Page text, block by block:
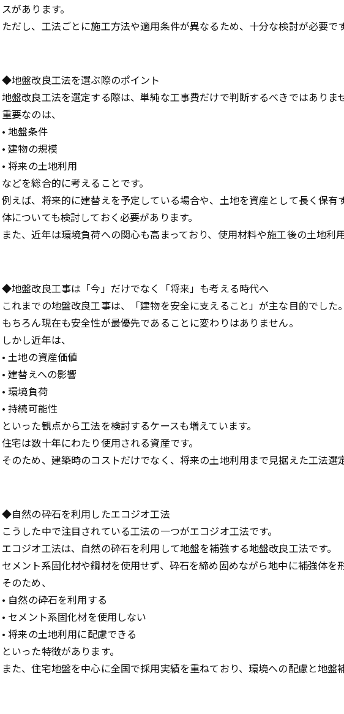
スがあります。
ただし、工法ごとに施工方法や適用条件が異なるため、十分な検討が必要です
◆地盤改良工法を選ぶ際のポイント
地盤改良工法を選定する際は、単純な工事費だけで判断するべきではありま
重要なのは、
• 地盤条件
• 建物の規模
• 将来の土地利用
などを総合的に考えることです。
例えば、将来的に建替えを予定している場合や、土地を資産として長く保
体についても検討しておく必要があります。
また、近年は環境負荷への関心も高まっており、使用材料や施工後の土地利
◆地盤改良工事は「今」だけでなく「将来」も考える時代へ
これまでの地盤改良工事は、「建物を安全に支えること」が主な目的でした。
もちろん現在も安全性が最優先であることに変わりはありません。
しかし近年は、
• 土地の資産価値
• 建替えへの影響
• 環境負荷
• 持続可能性
といった観点から工法を検討するケースも増えています。
住宅は数十年にわたり使用される資産です。
そのため、建築時のコストだけでなく、将来の土地利用まで見据えた工法選
◆自然の砕石を利用したエコジオ工法
こうした中で注目されている工法の一つがエコジオ工法です。
エコジオ工法は、自然の砕石を利用して地盤を補強する地盤改良工法です。
セメント系固化材や鋼材を使用せず、砕石を締め固めながら地中に補強体を
そのため、
• 自然の砕石を利用する
• セメント系固化材を使用しない
• 将来の土地利用に配慮できる
といった特徴があります。
また、住宅地盤を中心に全国で採用実績を重ねており、環境への配慮と地盤